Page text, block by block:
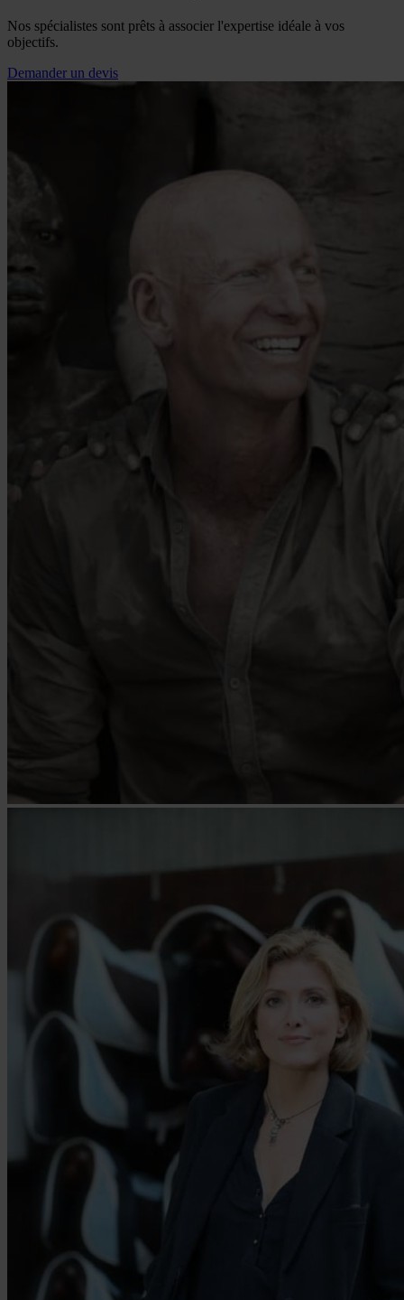
Nos spécialistes sont prêts à associer l'expertise idéale à vos
objectifs.
Demander un devis